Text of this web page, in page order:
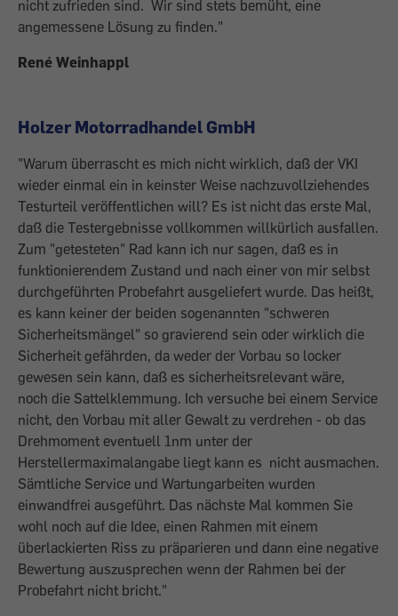
nicht zufrieden sind. Wir sind stets bemüht, eine
angemessene Lösung zu finden."
René Weinhappl
Holzer Motorradhandel GmbH
"Warum überrascht es mich nicht wirklich, daß der VKI
wieder einmal ein in keinster Weise nachzuvollziehendes
Testurteil veröffentlichen will? Es ist nicht das erste Mal,
daß die Testergebnisse vollkommen willkürlich ausfallen.
Zum "getesteten" Rad kann ich nur sagen, daß es in
funktionierendem Zustand und nach einer von mir selbst
durchgeführten Probefahrt ausgeliefert wurde. Das heißt,
es kann keiner der beiden sogenannten "schweren
Sicherheitsmängel" so gravierend sein oder wirklich die
Sicherheit gefährden, da weder der Vorbau so locker
gewesen sein kann, daß es sicherheitsrelevant wäre,
noch die Sattelklemmung. Ich versuche bei einem Service
nicht, den Vorbau mit aller Gewalt zu verdrehen - ob das
Drehmoment eventuell 1nm unter der
Herstellermaximalangabe liegt kann es nicht ausmachen.
Sämtliche Service und Wartungarbeiten wurden
einwandfrei ausgeführt. Das nächste Mal kommen Sie
wohl noch auf die Idee, einen Rahmen mit einem
überlackierten Riss zu präparieren und dann eine negative
Bewertung auszusprechen wenn der Rahmen bei der
Probefahrt nicht bricht."